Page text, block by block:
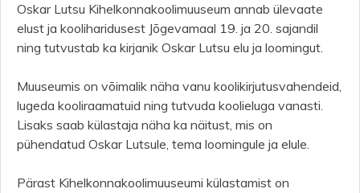
Oskar Lutsu Kihelkonnakoolimuuseum annab ülevaate
elust ja kooliharidusest Jõgevamaal 19. ja 20. sajandil
ning tutvustab ka kirjanik Oskar Lutsu elu ja loomingut.
Muuseumis on võimalik näha vanu koolikirjutusvahendeid,
lugeda kooliraamatuid ning tutvuda koolieluga vanasti.
Lisaks saab külastaja näha ka näitust, mis on
pühendatud Oskar Lutsule, tema loomingule ja elule.
Pärast Kihelkonnakoolimuuseumi külastamist on